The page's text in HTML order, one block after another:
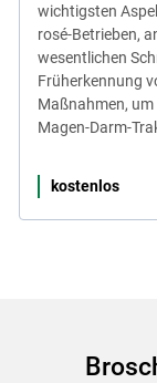
wichtigsten
rosé-Betrieben,
wesentlichen
Früherkennung
Maßnahmen,
Magen-Darm-
kostenlos